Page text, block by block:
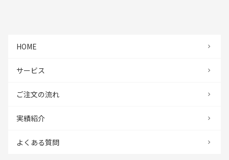
HOME
サービス
ご注文の流れ
実績紹介
よくある質問